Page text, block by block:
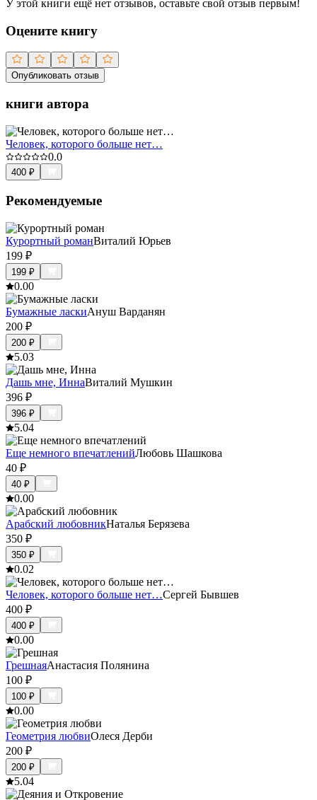
У этой книги ещё нет отзывов, оставьте свой отзыв первым!
Оцените книгу
Опубликовать отзыв
книги автора
Человек, которого больше нет…
0.0
400 ₽
Рекомендуемые
Курортный романВиталий Юрьев
199 ₽
199 ₽
0.00
Бумажные ласкиАнуш Варданян
200 ₽
200 ₽
5.03
Дашь мне, ИннаВиталий Мушкин
396 ₽
396 ₽
5.04
Еще немного впечатленийЛюбовь Шашкова
40 ₽
40 ₽
0.00
Арабский любовникНаталья Берязева
350 ₽
350 ₽
0.02
Человек, которого больше нет…Сергей Бывшев
400 ₽
400 ₽
0.00
ГрешнаяАнастасия Полянина
100 ₽
100 ₽
0.00
Геометрия любвиОлеся Дерби
200 ₽
200 ₽
5.04